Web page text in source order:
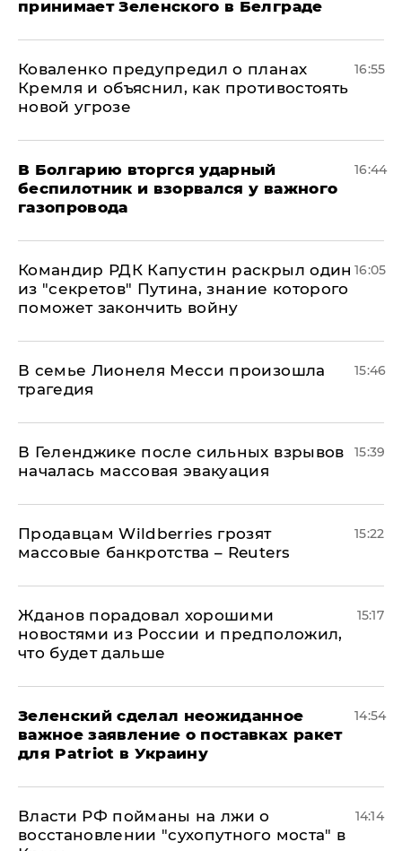
принимает Зеленского в Белграде
Коваленко предупредил о планах
Кремля и объяснил, как противостоять
новой угрозе
16:55
В Болгарию вторгся ударный
беспилотник и взорвался у важного
газопровода
16:44
Командир РДК Капустин раскрыл один
из "секретов" Путина, знание которого
поможет закончить войну
16:05
В семье Лионеля Месси произошла
трагедия
15:46
В Геленджике после сильных взрывов
началась массовая эвакуация
15:39
Продавцам Wildberries грозят
массовые банкротства – Reuters
15:22
Жданов порадовал хорошими
новостями из России и предположил,
что будет дальше
15:17
Зеленский сделал неожиданное
важное заявление о поставках ракет
для Patriot в Украину
14:54
Власти РФ пойманы на лжи о
восстановлении "сухопутного моста" в
14:14